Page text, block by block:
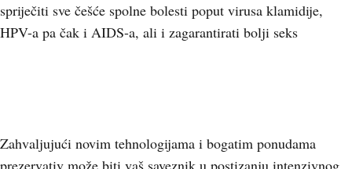
spriječiti sve češće spolne bolesti poput virusa klamidije,
HPV-a pa čak i AIDS-a, ali i zagarantirati bolji seks
Zahvaljujući novim tehnologijama i bogatim ponudama
prezervativ može biti vaš saveznik u postizanju intenzivnog